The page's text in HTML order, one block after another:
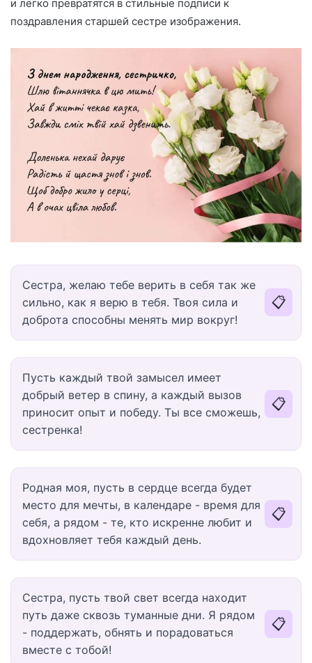
и легко превратятся в стильные подписи к
поздравления старшей сестре изображения.
Сестра, желаю тебе верить в себя так же
сильно, как я верю в тебя. Твоя сила и
доброта способны менять мир вокруг!
📋
Пусть каждый твой замысел имеет
добрый ветер в спину, а каждый вызов
приносит опыт и победу. Ты все сможешь,
сестренка!
📋
Родная моя, пусть в сердце всегда будет
место для мечты, в календаре - время для
себя, а рядом - те, кто искренне любит и
вдохновляет тебя каждый день.
📋
Сестра, пусть твой свет всегда находит
путь даже сквозь туманные дни. Я рядом
- поддержать, обнять и порадоваться
вместе с тобой!
📋